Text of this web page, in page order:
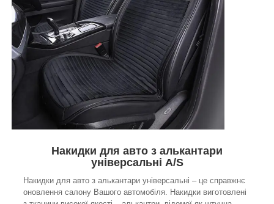
Накидки для авто з алькантари
універсальні A/S
Накидки для авто з алькантари універсальні – це справжнє
оновлення салону Вашого автомобіля. Накидки виготовлені